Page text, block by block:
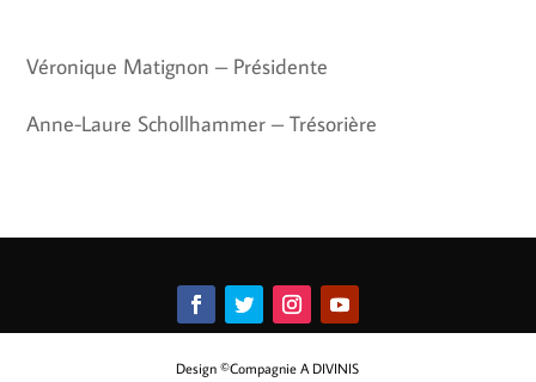
Véronique Matignon – Présidente
Anne-Laure Schollhammer – Trésorière
Design ©Compagnie A DIVINIS